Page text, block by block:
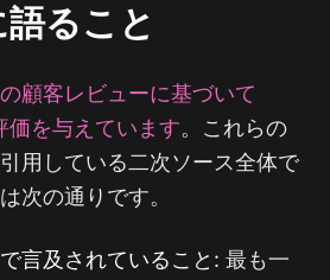
ること
顧客レビューに基づいて
価を与えています。これらの
用している二次ソース全体で
次の通りです。
言及されていること: 最も一